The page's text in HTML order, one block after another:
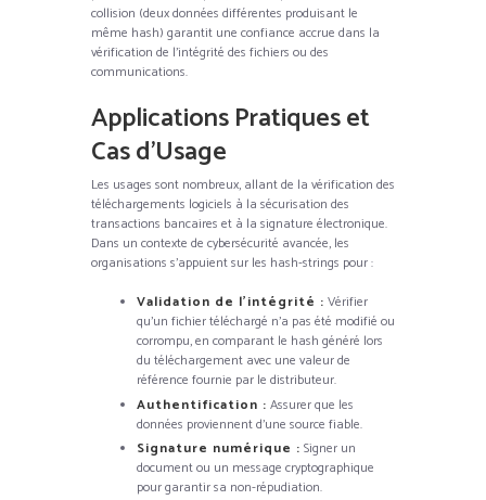
collision (deux données différentes produisant le
même hash) garantit une confiance accrue dans la
vérification de l’intégrité des fichiers ou des
communications.
Applications Pratiques et
Cas d’Usage
Les usages sont nombreux, allant de la vérification des
téléchargements logiciels à la sécurisation des
transactions bancaires et à la signature électronique.
Dans un contexte de cybersécurité avancée, les
organisations s’appuient sur les hash-strings pour :
Validation de l’intégrité : Vérifier
qu’un fichier téléchargé n’a pas été modifié ou
corrompu, en comparant le hash généré lors
du téléchargement avec une valeur de
référence fournie par le distributeur.
Authentification : Assurer que les
données proviennent d’une source fiable.
Signature numérique : Signer un
document ou un message cryptographique
pour garantir sa non-répudiation.